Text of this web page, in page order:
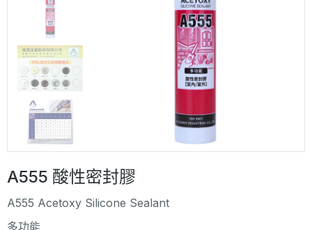
A555 酸性密封膠
A555 Acetoxy Silicone Sealant
多功能